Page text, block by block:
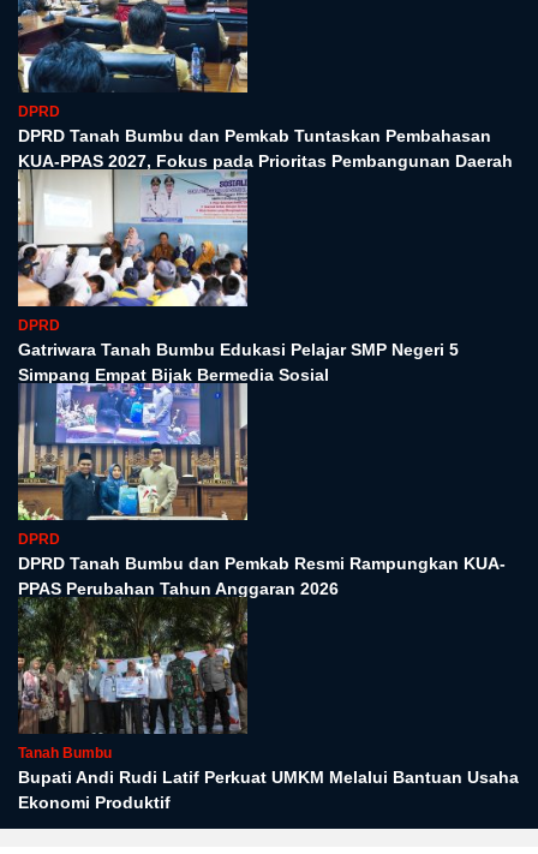
DPRD
DPRD Tanah Bumbu dan Pemkab Tuntaskan Pembahasan
KUA-PPAS 2027, Fokus pada Prioritas Pembangunan Daerah
DPRD
Gatriwara Tanah Bumbu Edukasi Pelajar SMP Negeri 5
Simpang Empat Bijak Bermedia Sosial
DPRD
DPRD Tanah Bumbu dan Pemkab Resmi Rampungkan KUA-
PPAS Perubahan Tahun Anggaran 2026
Tanah Bumbu
Bupati Andi Rudi Latif Perkuat UMKM Melalui Bantuan Usaha
Ekonomi Produktif